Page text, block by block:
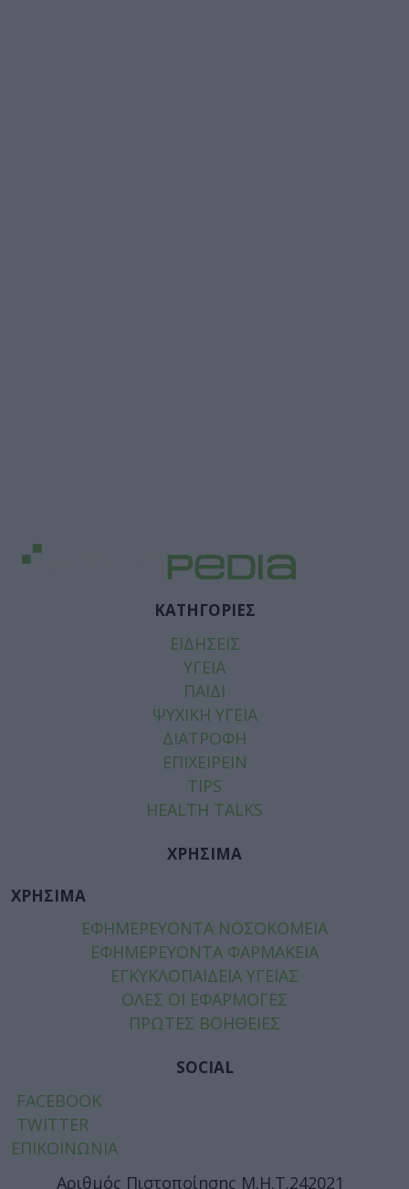
ΚΑΤΗΓΟΡΙΕΣ
ΕΙΔΗΣΕΙΣ
ΥΓΕΙΑ
ΠΑΙΔΙ
ΨΥΧΙΚΗ ΥΓΕΙΑ
ΔΙΑΤΡΟΦΗ
ΕΠΙΧΕΙΡΕΙΝ
TIPS
HEALTH TALKS
ΧΡΗΣΙΜΑ
ΧΡΗΣΙΜΑ
ΕΦΗΜΕΡΕΥΟΝΤΑ ΝΟΣΟΚΟΜΕΙΑ
ΕΦΗΜΕΡΕΥΟΝΤΑ ΦΑΡΜΑΚΕΙΑ
ΕΓΚΥΚΛΟΠΑΙΔΕΙΑ ΥΓΕΙΑΣ
ΟΛΕΣ ΟΙ ΕΦΑΡΜΟΓΕΣ
ΠΡΩΤΕΣ ΒΟΗΘΕΙΕΣ
SOCIAL
FACEBOOK
TWITTER
ΕΠΙΚΟΙΝΩΝΙΑ
Αριθμός Πιστοποίησης Μ.Η.Τ.242021